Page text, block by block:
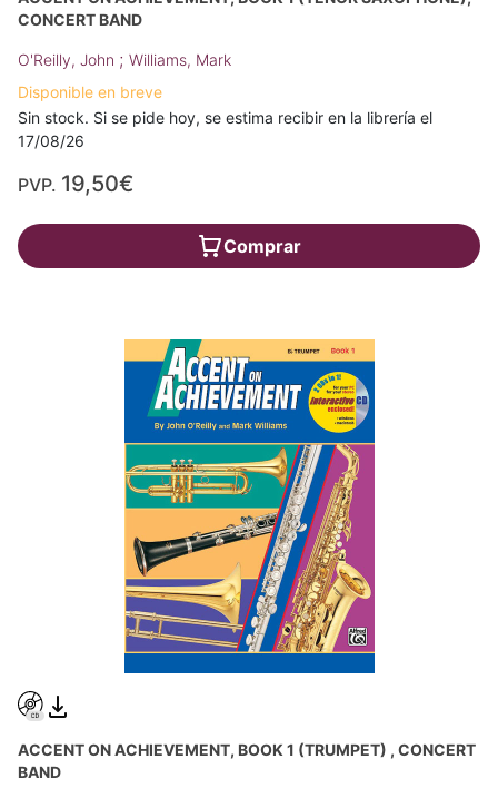
CONCERT BAND
O'Reilly, John ; Williams, Mark
Disponible en breve
Sin stock. Si se pide hoy, se estima recibir en la librería el
17/08/26
PVP. 19,50€
Comprar
ACCENT ON ACHIEVEMENT, BOOK 1 (TRUMPET) , CONCERT
BAND